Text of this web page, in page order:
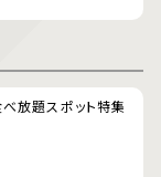
放題スポット特集